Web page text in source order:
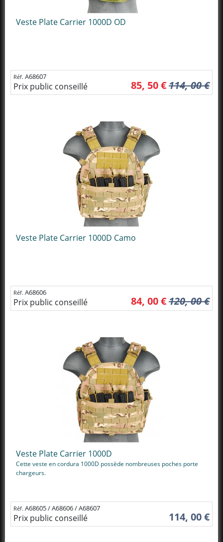
Veste Plate Carrier 1000D OD
Réf. A68607
Prix public conseillé 114, 00 €
85, 50 €
Veste Plate Carrier 1000D Camo
Réf. A68606
Prix public conseillé 120, 00 €
84, 00 €
Veste Plate Carrier 1000D
Cette veste en cordura 1000D possède nombreuses poches porte
chargeurs.
Réf. A68605 / A68606 / A68607
Prix public conseillé 114, 00 €